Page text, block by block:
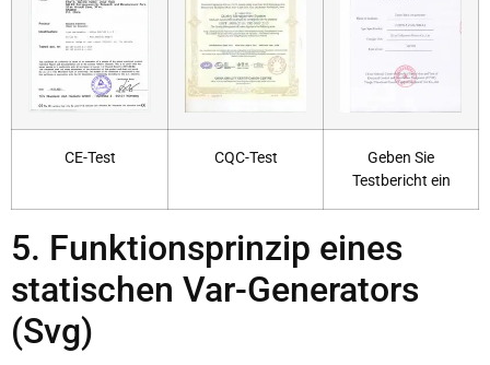
CE-Test CQC-Test
Geben Sie
Testbericht ein
5. Funktionsprinzip eines
statischen Var-Generators
(Svg)